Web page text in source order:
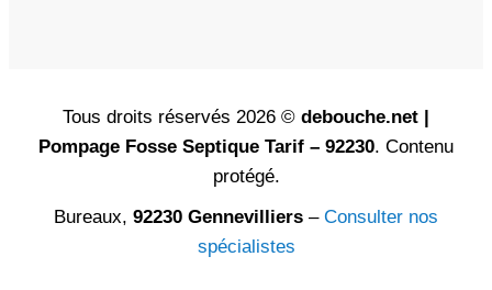
Tous droits réservés 2026 © debouche.net |
Pompage Fosse Septique Tarif – 92230. Contenu
protégé.
Bureaux, 92230 Gennevilliers – Consulter nos
spécialistes